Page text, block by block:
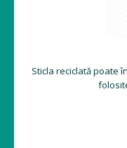
Sticla reciclată poate